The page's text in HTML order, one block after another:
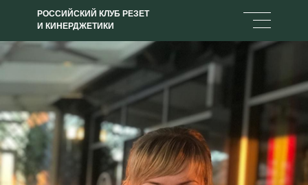
РОССИЙСКИЙ КЛУБ РЕЗЕТ
И КИНЕРДЖЕТИКИ